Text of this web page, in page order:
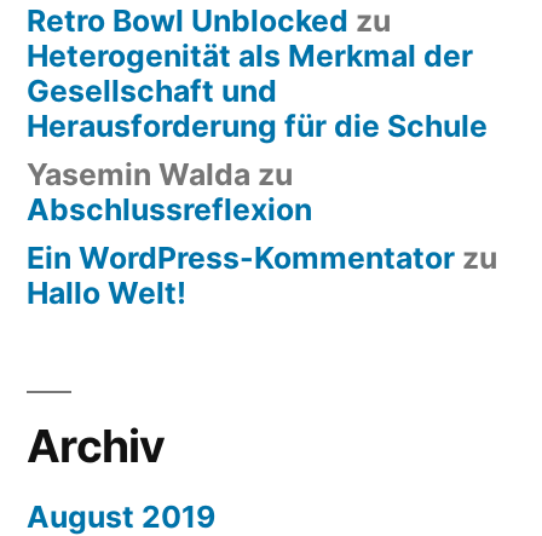
Retro Bowl Unblocked zu
Heterogenität als Merkmal der
Gesellschaft und
Herausforderung für die Schule
Yasemin Walda zu
Abschlussreflexion
Ein WordPress-Kommentator zu
Hallo Welt!
Archiv
August 2019